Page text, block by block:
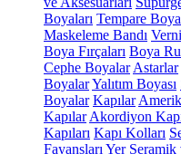
Boyaları Tempare
Maskeleme Bandı
Boya Fırçaları Boya
Cephe Boyalar Astarlar
BoyalarYalıtım Boyası
Boyalar Kapılar
Kapılar Akordiyon
Kapıları Kapı Kolları
Fayansları Yer Seramik